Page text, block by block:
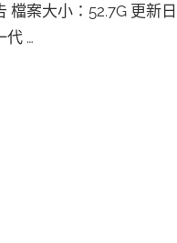
檔案大小：52.7G 更新
代 …